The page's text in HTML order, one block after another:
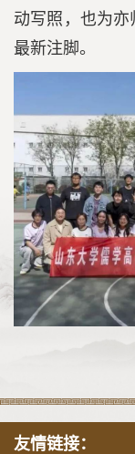
动写照，也为
最新注脚。
友情链接：